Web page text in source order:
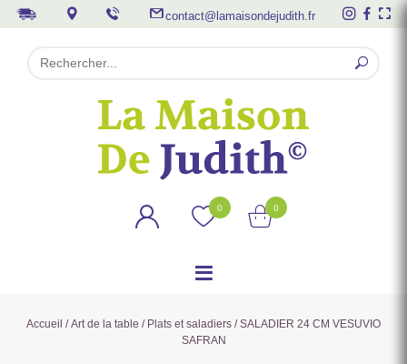
contact@lamaisondejudith.fr
0 0
Accueil /Art de la table / Plats et saladiers / SALADIER 24 CM VESUVIO
SAFRAN